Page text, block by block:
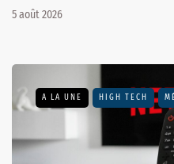
5 août 2026
A LA UNE HIGH TECH